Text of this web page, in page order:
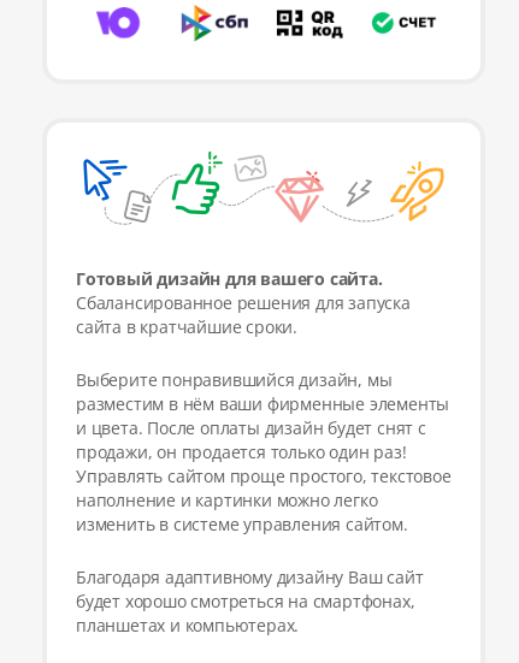
Готовый дизайн для вашего сайта.
Сбалансированное решения для запуска
сайта в кратчайшие сроки.
Выберите понравившийся дизайн, мы
разместим в нём ваши фирменные элементы
и цвета. После оплаты дизайн будет снят с
продажи, он продается только один раз!
Управлять сайтом проще простого, текстовое
наполнение и картинки можно легко
изменить в системе управления сайтом.
Благодаря адаптивному дизайну Ваш сайт
будет хорошо смотреться на смартфонах,
планшетах и компьютерах.